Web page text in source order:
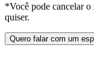
*Você pode cancelar o
quiser.